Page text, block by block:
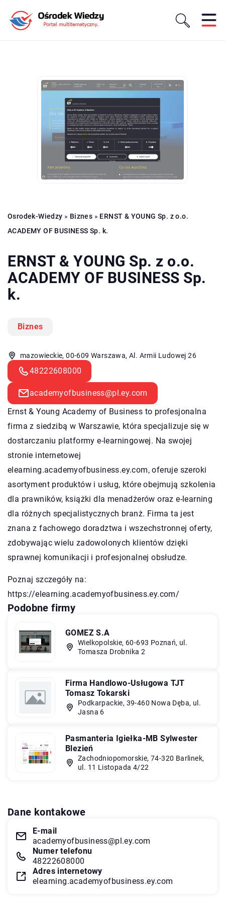
Osrodek-Wiedzy » Biznes » ERNST & YOUNG Sp. z o.o.
ACADEMY OF BUSINESS Sp. k.
ERNST & YOUNG Sp. z o.o.
ACADEMY OF BUSINESS Sp.
k.
Biznes
mazowieckie, 00-609 Warszawa, Al. Armii Ludowej 26
48222608000
academyofbusiness@pl.ey.com
Ernst & Young Academy of Business to profesjonalna
firma z siedzibą w Warszawie, która specjalizuje się w
dostarczaniu platformy e-learningowej. Na swojej
stronie internetowej
elearning.academyofbusiness.ey.com, oferuje szeroki
asortyment produktów i usług, które obejmują szkolenia
dla prawników, książki dla menadżerów oraz e-learning
dla różnych specjalistycznych branż. Firma ta jest
znana z fachowego doradztwa i wszechstronnej oferty,
zdobywając wielu zadowolonych klientów dzięki
sprawnej komunikacji i profesjonalnej obsłudze.
Poznaj szczegóły na:
https://elearning.academyofbusiness.ey.com/
Podobne firmy
GOMEZ S.A
Wielkopolskie, 60-693 Poznań, ul.
Tomasza Drobnika 2
Firma Handlowo-Usługowa TJT
Tomasz Tokarski
Podkarpackie, 39-460 Nowa Dęba, ul.
Jasna 6
Pasmanteria Igiełka-MB Sylwester
Blezień
Zachodniopomorskie, 74-320 Barlinek,
ul. 11 Listopada 4/22
Dane kontakowe
E-mail
academyofbusiness@pl.ey.com
Numer telefonu
48222608000
Adres internetowy
elearning.academyofbusiness.ey.com